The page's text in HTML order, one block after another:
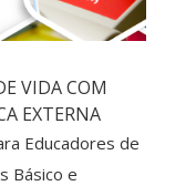
VIDA COM
EXTERNA
Educadores de
Básico e